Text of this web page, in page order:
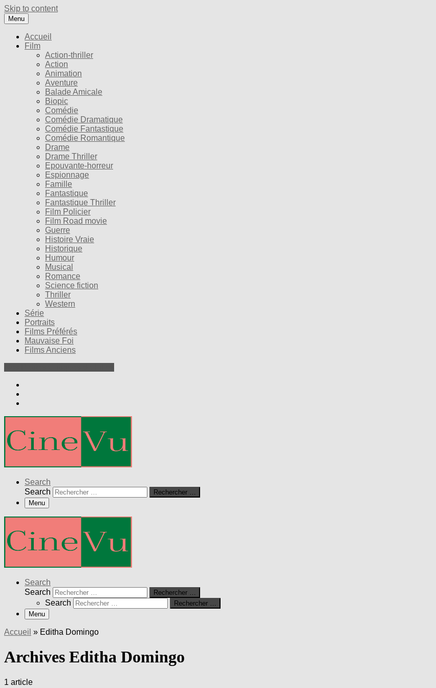
Skip to content
Menu
Accueil
Film
Action-thriller
Action
Animation
Aventure
Balade Amicale
Biopic
Comédie
Comédie Dramatique
Comédie Fantastique
Comédie Romantique
Drame
Drame Thriller
Epouvante-horreur
Espionnage
Famille
Fantastique
Fantastique Thriller
Film Policier
Film Road movie
Guerre
Histoire Vraie
Historique
Humour
Musical
Romance
Science fiction
Thriller
Western
Série
Portraits
Films Préférés
Mauvaise Foi
Films Anciens
Search
Search
Rechercher …
Menu
Search
Search
Rechercher …
Search
Rechercher …
Menu
Accueil » Editha Domingo
Archives Editha Domingo
1 article